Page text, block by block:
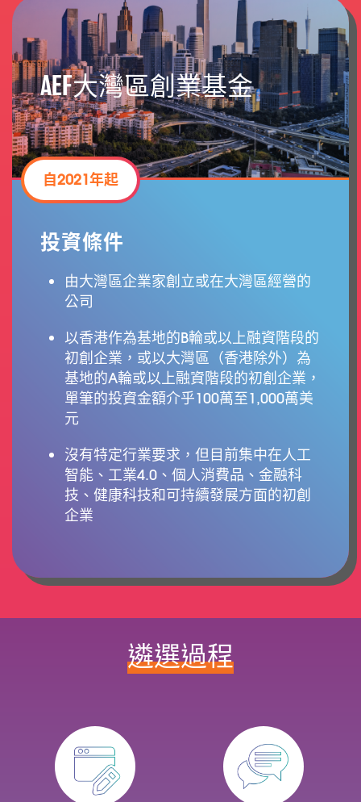
AEF大灣區創業基金
自2021年起
投資條件
由大灣區企業家創立或在大灣區經營的
公司
以香港作為基地的B輪或以上融資階段的
初創企業，或以大灣區（香港除外）為
基地的A輪或以上融資階段的初創企業，
單筆的投資金額介乎100萬至1,000萬美
元
沒有特定行業要求，但目前集中在人工
智能、工業4.0、個人消費品、金融科
技、健康科技和可持續發展方面的初創
企業
遴選過程